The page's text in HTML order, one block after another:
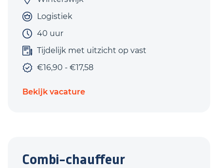
Logistiek
40 uur
Tijdelijk met uitzicht op vast
€16,90 - €17,58
Bekijk vacature
Combi-chauffeur